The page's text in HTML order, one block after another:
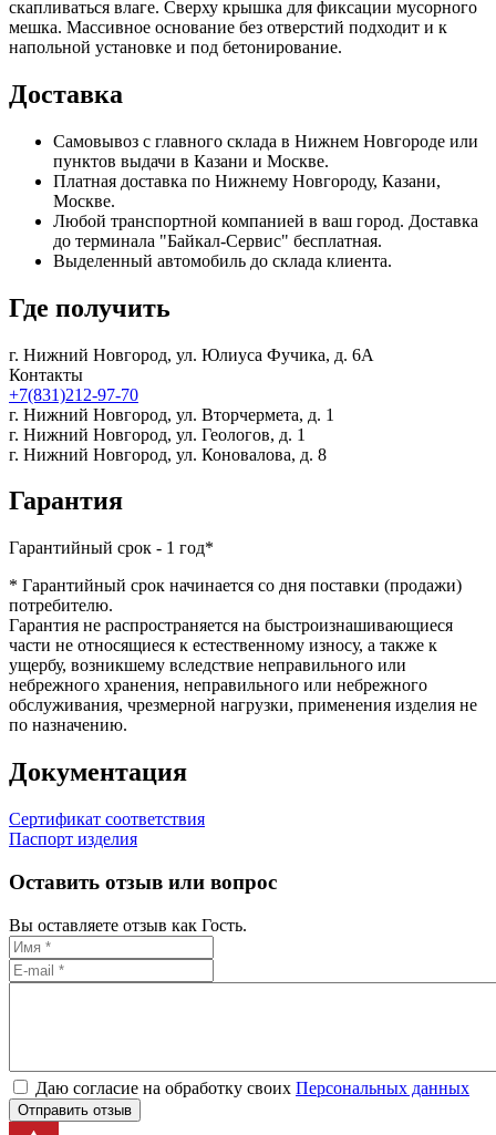
скапливаться влаге. Сверху крышка для фиксации мусорного
мешка. Массивное основание без отверстий подходит и к
напольной установке и под бетонирование.
Доставка
Самовывоз с главного склада в Нижнем Новгороде или
пунктов выдачи в Казани и Москве.
Платная доставка по Нижнему Новгороду, Казани,
Москве.
Любой транспортной компанией в ваш город. Доставка
до терминала "Байкал-Сервис" бесплатная.
Выделенный автомобиль до склада клиента.
Где получить
г. Нижний Новгород, ул. Юлиуса Фучика, д. 6А
Контакты
+7(831)212-97-70
г. Нижний Новгород, ул. Вторчермета, д. 1
г. Нижний Новгород, ул. Геологов, д. 1
г. Нижний Новгород, ул. Коновалова, д. 8
Гарантия
Гарантийный срок - 1 год*
* Гарантийный срок начинается со дня поставки (продажи)
потребителю.
Гарантия не распространяется на быстроизнашивающиеся
части не относящиеся к естественному износу, а также к
ущербу, возникшему вследствие неправильного или
небрежного хранения, неправильного или небрежного
обслуживания, чрезмерной нагрузки, применения изделия не
по назначению.
Документация
Сертификат соответствия
Паспорт изделия
Оставить отзыв или вопрос
Вы оставляете отзыв как Гость.
Даю согласие на обработку своих Персональных данных
Отправить отзыв